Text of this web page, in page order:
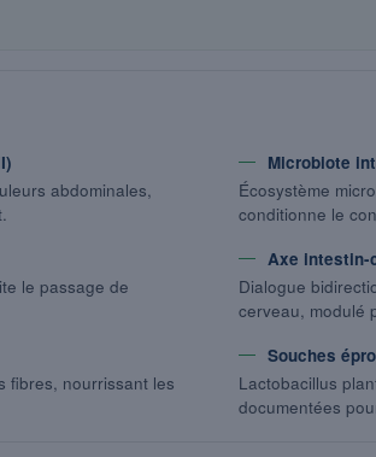
abdominales,
Microbiote
Écosystème
conditionne le
le passage de
Axe intestin-
Dialogue
cerveau, modulé
fibres, nourrissant les
Souches
Lactobacillus
documentées